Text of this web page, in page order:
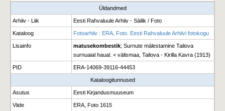
Üldandmed
Arhiiv - Liik Eesti Rahvaluule Arhiiv - Säilik / Foto
Kataloog Fotoarhiiv : ERA, Foto. Eesti Rahvaluule Arhiivi fotokogu
Lisainfo matusekombestik; Surnute mälestamine Tailova
surnuaial haual. < välismaa, Tailova - Kirilla Kavra (1913)
PID ERA-14069-39116-44453
Kataloogitunnused
Asutus Eesti Kirjandusmuuseum
Viide ERA, Foto 1615